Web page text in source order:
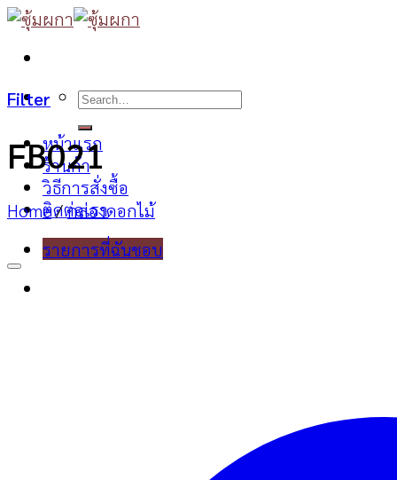
Skip
content
Search
หน้าแรก
ร้านค้า
วิธีการสั่งซื้อ
ติดต่อเรา
รายการที่ฉันชอบ
Filter
FB021
Home / กล่องดอกไม้